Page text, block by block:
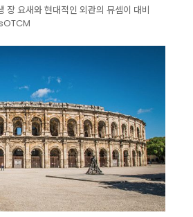
장 요새와 현대적인 외관의 뮤셈이 대비